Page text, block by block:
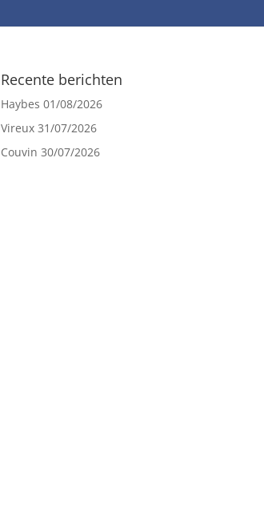
Recente berichten
Haybes 01/08/2026
Vireux 31/07/2026
Couvin 30/07/2026